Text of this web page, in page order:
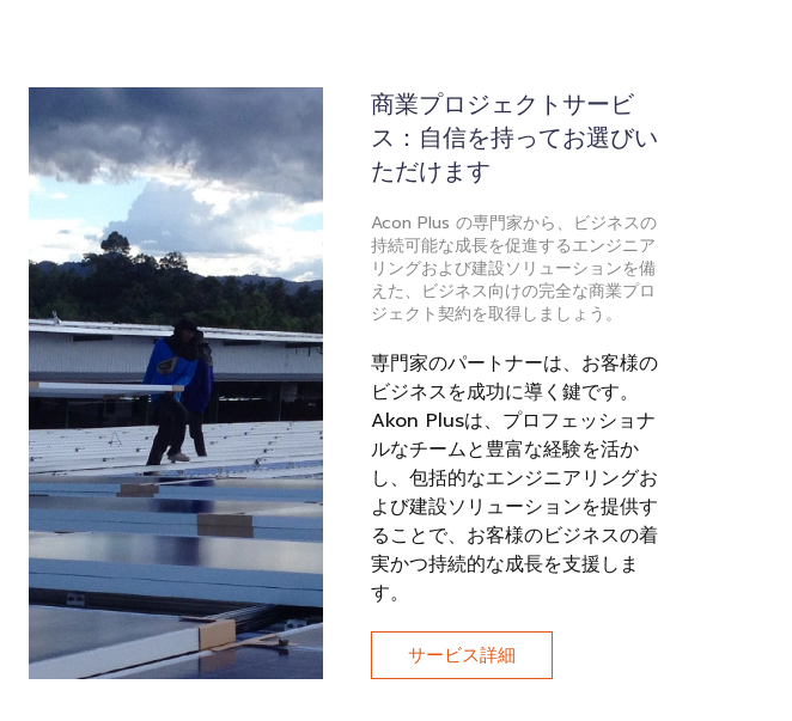
商業プロジェクトサービ
ス：自信を持ってお選びい
ただけます
Acon Plus の専門家から、ビジネスの
持続可能な成長を促進するエンジニア
リングおよび建設ソリューションを備
えた、ビジネス向けの完全な商業プロ
ジェクト契約を取得しましょう。
専門家のパートナーは、お客様の
ビジネスを成功に導く鍵です。
Akon Plusは、プロフェッショナ
ルなチームと豊富な経験を活か
し、包括的なエンジニアリングお
よび建設ソリューションを提供す
ることで、お客様のビジネスの着
実かつ持続的な成長を支援しま
す。
サービス詳細